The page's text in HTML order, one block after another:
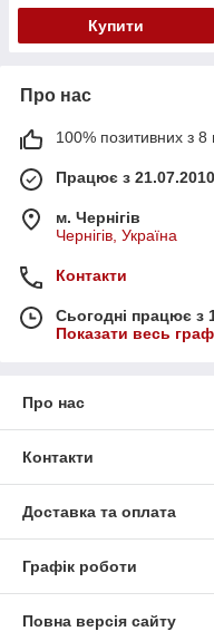
Купити
Про нас
100% позитивних з 8
Працює з 21.07.2010
м. Чернігів
Чернігів, Україна
Контакти
Сьогодні працює з
Показати весь
Про нас
Контакти
Доставка та оплата
Графік роботи
Повна версія сайту